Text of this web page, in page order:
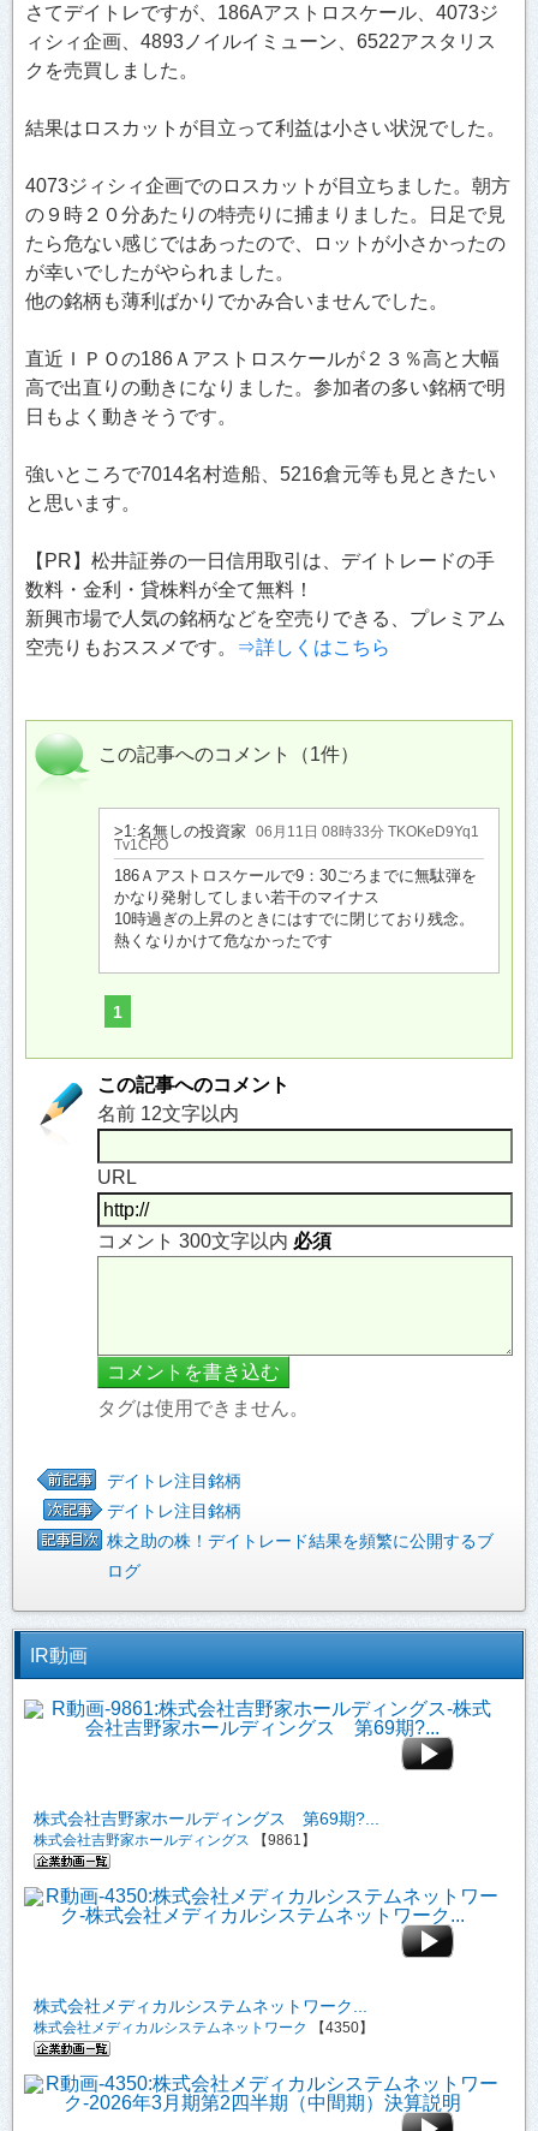
さてデイトレですが、186Aアストロスケール、4073ジ
ィシィ企画、4893ノイルイミューン、6522アスタリス
クを売買しました。
結果はロスカットが目立って利益は小さい状況でした。
4073ジィシィ企画でのロスカットが目立ちました。朝方
の９時２０分あたりの特売りに捕まりました。日足で見
たら危ない感じではあったので、ロットが小さかったの
が幸いでしたがやられました。
他の銘柄も薄利ばかりでかみ合いませんでした。
直近ＩＰＯの186Ａアストロスケールが２３％高と大幅
高で出直りの動きになりました。参加者の多い銘柄で明
日もよく動きそうです。
強いところで7014名村造船、5216倉元等も見ときたい
と思います。
【PR】松井証券の一日信用取引は、デイトレードの手
数料・金利・貸株料が全て無料！
新興市場で人気の銘柄などを空売りできる、プレミアム
空売りもおススメです。
⇒詳しくはこちら
この記事へのコメント（1件）
>1:名無しの投資家
06月11日 08時33分 TKOKeD9Yq1
Tv1CFO
186Ａアストロスケールで9：30ごろまでに無駄弾を
かなり発射してしまい若干のマイナス
10時過ぎの上昇のときにはすでに閉じており残念。
熱くなりかけて危なかったです
1
この記事へのコメント
名前 12文字以内
URL
コメント 300文字以内 必須
タグは使用できません。
デイトレ注目銘柄
デイトレ注目銘柄
株之助の株！デイトレード結果を頻繁に公開するブ
ログ
IR動画
株式会社吉野家ホールディングス 第69期?...
株式会社吉野家ホールディングス 【9861】
株式会社メディカルシステムネットワーク...
株式会社メディカルシステムネットワーク 【4350】